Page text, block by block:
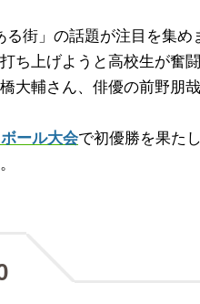
街」の話題が注目を集め
ち上げようと高校生が奮
大輔さん、俳優の前野朋
ール大会で初優勝を果た